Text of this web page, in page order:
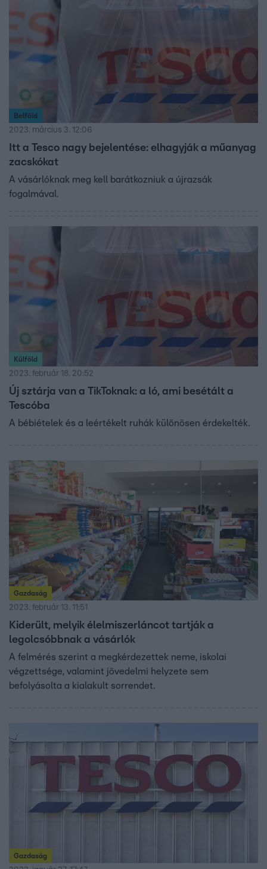
Belföld
2023. március 3. 12:06
Itt a Tesco nagy bejelentése: elhagyják a műanyag
zacskókat
A vásárlóknak meg kell barátkozniuk a újrazsák
fogalmával.
Külföld
2023. február 18. 20:52
Új sztárja van a TikToknak: a ló, ami besétált a
Tescóba
A bébiételek és a leértékelt ruhák különösen érdekelték.
Gazdaság
2023. február 13. 11:51
Kiderült, melyik élelmiszerláncot tartják a
legolcsóbbnak a vásárlók
A felmérés szerint a megkérdezettek neme, iskolai
végzettsége, valamint jövedelmi helyzete sem
befolyásolta a kialakult sorrendet.
Gazdaság